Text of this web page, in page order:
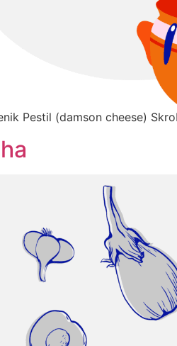
Pestil (damson cheese)